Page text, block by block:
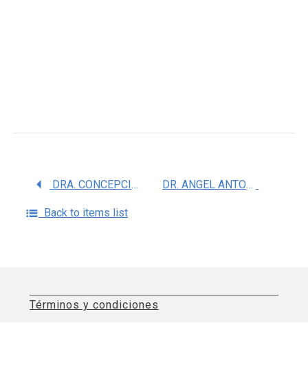
DRA. CONCEPCION NAVA RUIZ DR. ANGEL ANTONIO ARAUZ GONGORA
Back to items list
Términos y condiciones